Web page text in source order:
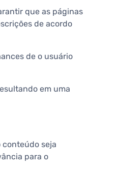
que as páginas
de acordo
de o usuário
em uma
conteúdo seja
para o